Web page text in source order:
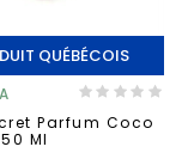
QUÉBÉCOIS
Parfum Coco
Ml